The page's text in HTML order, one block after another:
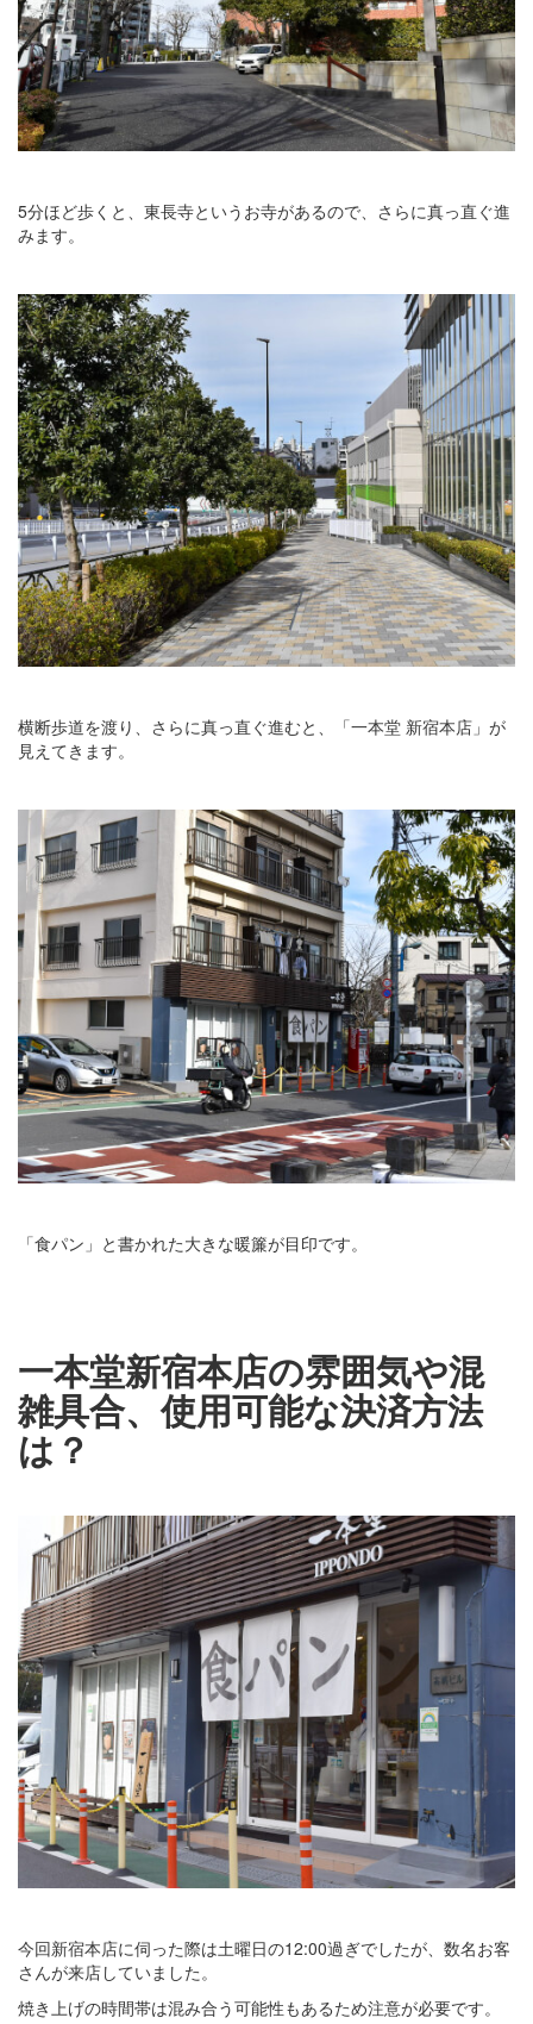
5分ほど歩くと、東長寺というお寺があるので、さらに真っ直ぐ進
みます。
横断歩道を渡り、さらに真っ直ぐ進むと、「一本堂 新宿本店」が
見えてきます。
「食パン」と書かれた大きな暖簾が目印です。
一本堂新宿本店の雰囲気や混
雑具合、使用可能な決済方法
は？
今回新宿本店に伺った際は土曜日の12:00過ぎでしたが、数名お客
さんが来店していました。
焼き上げの時間帯は混み合う可能性もあるため注意が必要です。